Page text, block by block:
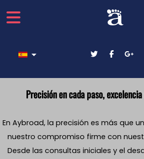
Seleccione su idioma
Precisión en cada paso,
En Aybroad, la precisión es más que
nuestro compromiso firme con
Desde las consultas iniciales y el